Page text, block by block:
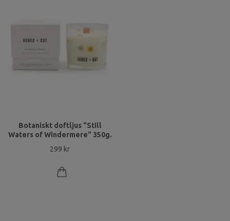
Botaniskt doftljus "Still
Waters of Windermere" 350g.
299 kr